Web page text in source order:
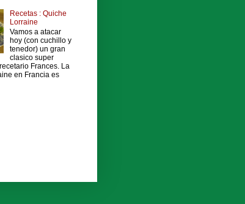
Recetas : Quiche
Lorraine
Vamos a atacar
hoy (con cuchillo y
tenedor) un gran
clasico super
Frances. La
en Francia es